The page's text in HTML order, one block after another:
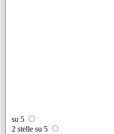
su 5
2 stelle su 5